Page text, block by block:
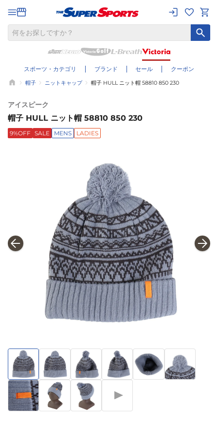
スポーツ・カテゴリ ブランド セール クーポン
帽子 ニットキャップ 帽子 HULL ニット帽 58810 850 230
アイスピーク
帽子 HULL ニット帽 58810 850 230
9%OFF SALE MENS LADIES